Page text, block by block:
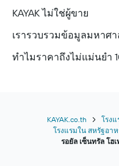
KAYAK ไม่ใช่ผู้ขาย
เรารวบรวมข้อมูลมหาศ
ทำไมราคาถึงไม่แม่นยำ
KAYAK.co.th โรงแ
โรงแรมใน สหรัฐอาห
รอยัล เซ็นทรัล โฮ